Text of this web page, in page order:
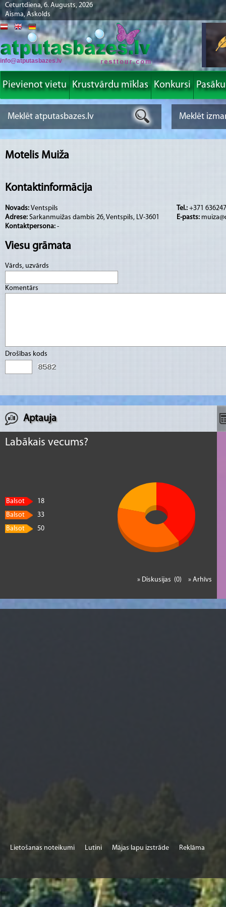
Ceturtdiena, 6. Augusts, 2026
Aisma, Askolds
info@atputasbazes.lv
Pievienot vietu Krustvārdu mīklas Konkursi
Motelis Muiža
Kontaktinformācija
Novads: Ventspils
Adrese: Sarkanmuižas dambis 26, Ventspils, LV-3601
Kontaktpersona: -
Tel.: +371
E-pasts:
Viesu grāmata
Vārds, uzvārds
Komentārs
Drošības kods
Aptauja
Labākais vecums?
Balsot
18
Balsot
33
Balsot
50
» Arhīvs
» Diskusijas (0)
Lietošanas noteikumi Lutini Mājas lapu izstrāde Reklāma